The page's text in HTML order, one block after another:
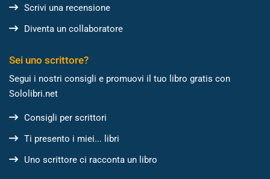
Scrivi una recensione
Diventa un collaboratore
Sei uno scrittore?
Segui i nostri consigli e promuovi il tuo libro gratis con
Sololibri.net
Consigli per scrittori
Ti presento i miei... libri
Uno scrittore ci racconta un libro